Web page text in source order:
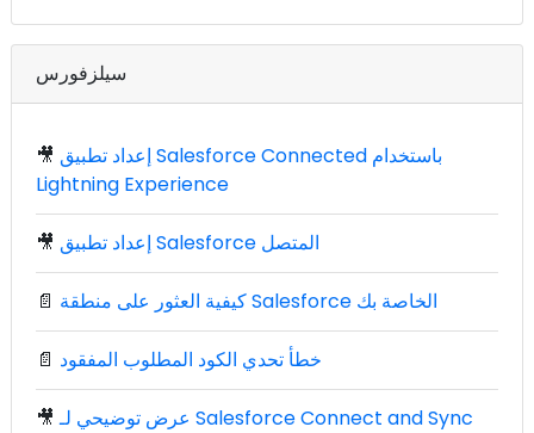
سيلزفورس
🎥 إعداد تطبيق Salesforce Connected باستخدام
Lightning Experience
🎥 إعداد تطبيق Salesforce المتصل
📄 كيفية العثور على منطقة Salesforce الخاصة بك
📄 خطأ تحدي الكود المطلوب المفقود
🎥 عرض توضيحي لـ Salesforce Connect and Sync